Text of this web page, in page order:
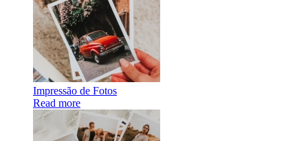
Impressão de Fotos
Read more